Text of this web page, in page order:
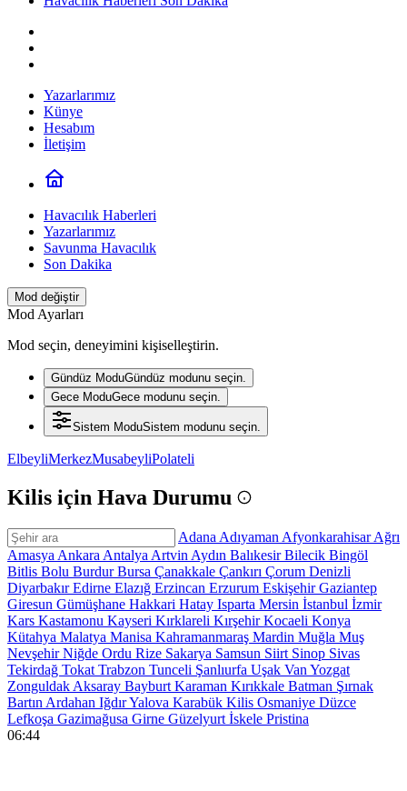
Yazarlarımız
Künye
Hesabım
İletişim
Havacılık Haberleri
Yazarlarımız
Savunma Havacılık
Son Dakika
Mod değiştir
Mod Ayarları
Mod seçin, deneyimini kişiselleştirin.
Gündüz ModuGündüz modunu seçin.
Gece ModuGece modunu seçin.
Sistem ModuSistem modunu seçin.
ElbeyliMerkezMusabeyliPolateli
Kilis için Hava Durumu
Adana Adıyaman AfyonkarahisarAğrı
Amasya Ankara Antalya Artvin Aydın BalıkesirBilecik Bingöl
Bitlis Bolu BurdurBursa Çanakkale Çankırı Çorum Denizli
DiyarbakırEdirne Elazığ Erzincan Erzurum EskişehirGaziantep
Giresun Gümüşhane Hakkari Hatay Isparta Mersin İstanbul İzmir
Kars Kastamonu Kayseri Kırklareli KırşehirKocaeli Konya
Kütahya Malatya Manisa Kahramanmaraş Mardin Muğla Muş
NevşehirNiğde Ordu Rize Sakarya Samsun Siirt Sinop Sivas
Tekirdağ Tokat Trabzon Tunceli Şanlıurfa Uşak Van Yozgat
Zonguldak Aksaray Bayburt Karaman Kırıkkale Batman Şırnak
Bartın Ardahan IğdırYalova Karabük Kilis Osmaniye Düzce
Lefkoşa Gazimağusa Girne Güzelyurt İskele Pristina
06:44